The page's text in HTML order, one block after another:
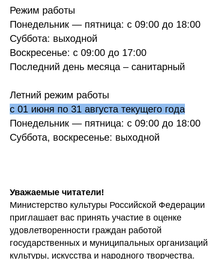
Режим работы
Понедельник — пятница: с 09:00 до 18:00
Суббота: выходной
Воскресенье: с 09:00 до 17:00
Последний день месяца – санитарный
Летний режим работы
с 01 июня по 31 августа текущего года
Понедельник — пятница: с 09:00 до 18:00
Суббота, воскресенье: выходной
Уважаемые читатели!
Министерство культуры Российской Федерации
приглашает вас принять участие в оценке
удовлетворенности граждан работой
государственных и муниципальных организаций
культуры, искусства и народного творчества.